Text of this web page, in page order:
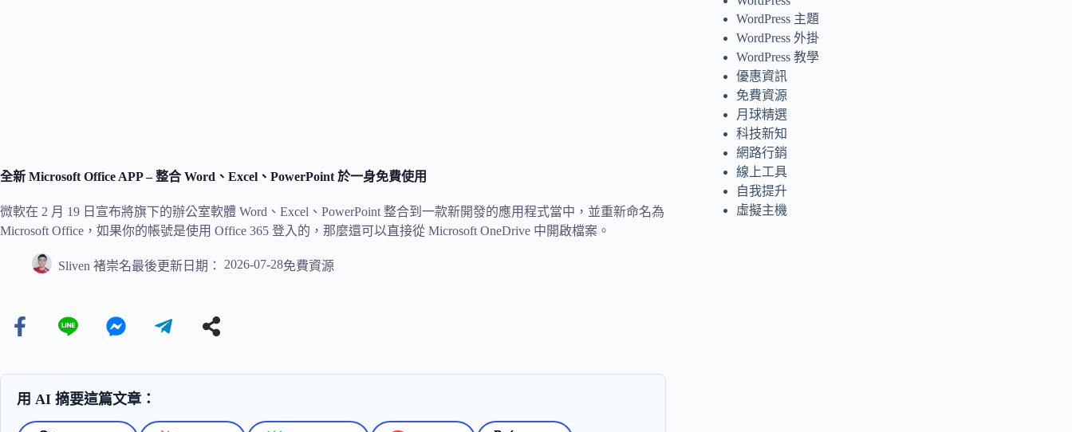
全新 Microsoft Office APP – 整合 Word、Excel、PowerPoint 於一身免費使用
微軟在 2 月 19 日宣布將旗下的辦公室軟體 Word、Excel、PowerPoint 整合到一款新開發的應用程式當中，並重新命名為
Microsoft Office，如果你的帳號是使用 Office 365 登入的，那麼還可以直接從 Microsoft OneDrive 中開啟檔案。
Sliven 褚崇名最後更新日期： 2026-07-28免費資源
用 AI 摘要這篇文章：
WordPress 主題
WordPress 外掛
WordPress 教學
優惠資訊
免費資源
月球精選
科技新知
網路行銷
線上工具
自我提升
虛擬主機